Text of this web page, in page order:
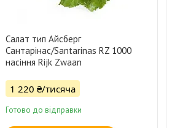
Салат тип Айсберг
Сантарінас/Santarinas RZ 1000
насіння Rijk Zwaan
1 220 ₴/тисяча
Готово до відправки